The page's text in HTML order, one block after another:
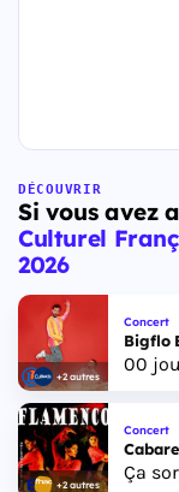
DÉCOUVRIR
Si vous avez
Culturel
2026
+2 autres
Concert
Bigflo
00
+2 autres
Concert
Ça